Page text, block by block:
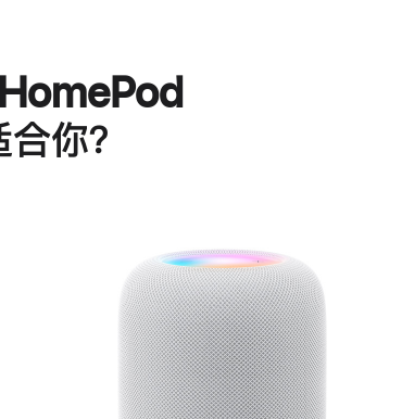
你？
进
一
步
了
解
HomePod<